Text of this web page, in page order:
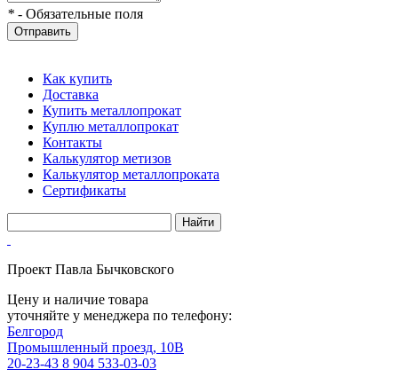
* - Обязательные поля
Отправить
Как купить
Доставка
Купить металлопрокат
Куплю металлопрокат
Контакты
Калькулятор метизов
Калькулятор металлопроката
Сертификаты
Проект Павла Бычковского
Цену и наличие товара
уточняйте у менеджера по телефону:
Белгород
Промышленный проезд, 10В
20-23-43 8 904 533-03-03